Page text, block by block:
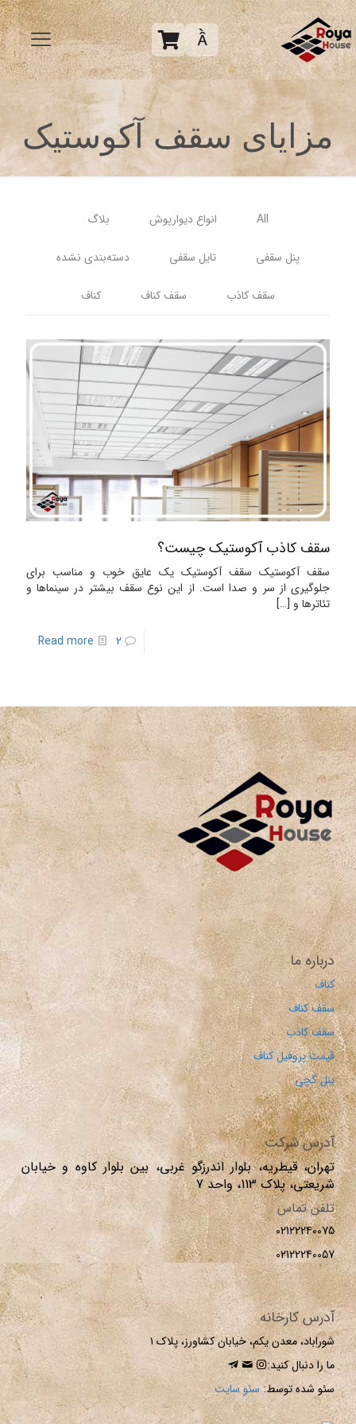

مزایای سقف آکوستیک
All انواع دیوارپوش بلاگ
پنل سقفی تایل سقفی دسته‌بندی نشده
سقف کاذب سقف کناف کناف
سقف کاذب آکوستیک چیست؟
سقف آکوستیک سقف آکوستیک یک عایق خوب و مناسب برای
جلوگیری از سر و صدا است. از این نوع سقف بیشتر در سینماها و
تئاترها و […]
2
Read more
درباره ما
کناف
سقف کناف
سقف کاذب
قیمت پروفیل کناف
پنل گچی
آدرس شرکت
تهران، قیطریه، بلوار اندرزگو غربی، بین بلوار کاوه و خیابان
شریعتی، پلاک 113، واحد 7
تلفن تماس
02122240075
02122240057
آدرس کارخانه
شوراباد، معدن یکم، خیابان کشاورز، پلاک ۱
ما را دنبال کنید:
سئو شده توسط:سئو سایت